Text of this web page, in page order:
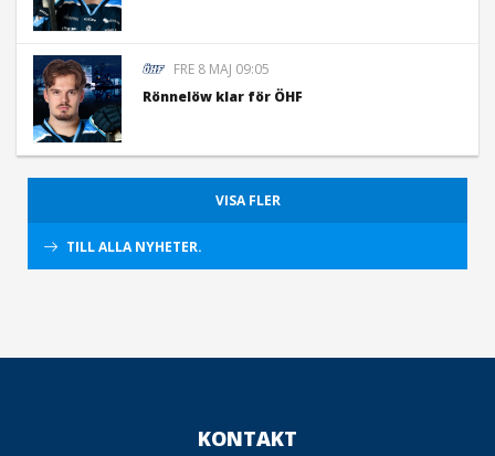
FRE 8 MAJ 09:05
Rönnelöw klar för ÖHF
VISA FLER
TILL ALLA NYHETER.
KONTAKT